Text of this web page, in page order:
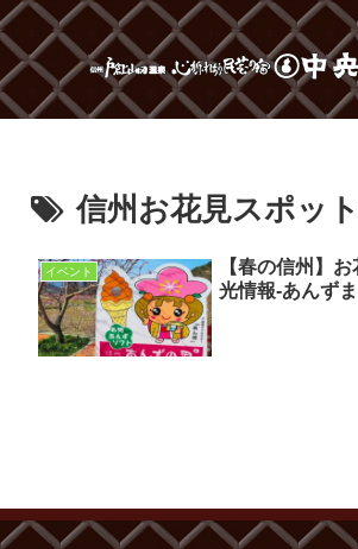
信州お花見スポッ
イベント
【春の信州】
光情報-あんず